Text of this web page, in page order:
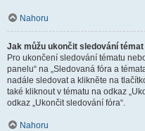
Nahoru
Jak můžu ukončit sledování
Pro ukončení sledování tématu
panelu“ na „Sledovaná fóra a
nadále sledovat a klikněte na
také kliknout v tématu na odkaz
odkaz „Ukončit sledování fóra“.
Nahoru